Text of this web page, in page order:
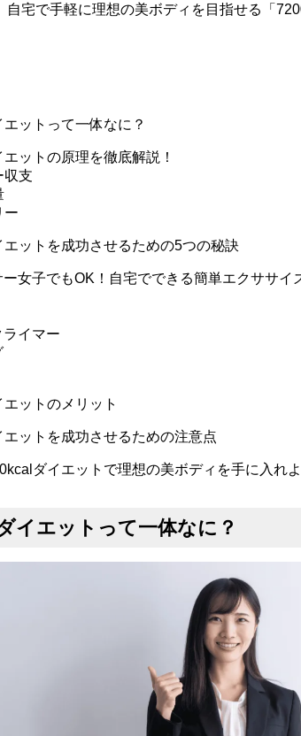
自宅で手軽に理想の美ボディを目指せる「
ットって一体なに？
ットの原理を徹底解説！
収支
ー
ットを成功させるための5つの秘訣
女子でもOK！自宅でできる簡単エクササイ
イマー
ットのメリット
ットを成功させるための注意点
ダイエットで理想の美ボディを手に入れよ
イエットって一体なに？